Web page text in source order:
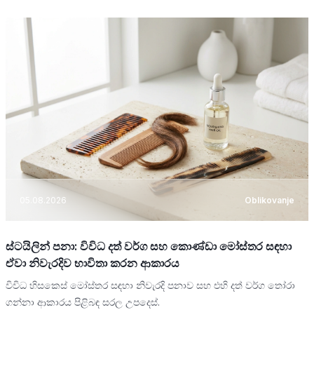
05.08.2026 Oblikovanje
ස්ටයිලින් පනා: විවිධ දත් වර්ග සහ කොණ්ඩා මෝස්තර සඳහා
ඒවා නිවැරදිව භාවිතා කරන ආකාරය
විවිධ හිසකෙස් මෝස්තර සඳහා නිවැරදි පනාව සහ එහි දත් වර්ග තෝරා
ගන්නා ආකාරය පිළිබඳ සරල උපදෙස්.